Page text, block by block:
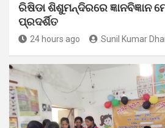
ରିଷିଡା ଶିଶୁମନ୍ଦିରରେ ଜ୍ଞାନବିଜ୍ଞାନ
ପ୍ରଦର୍ଶିତ
24 hours ago Sunil Kumar